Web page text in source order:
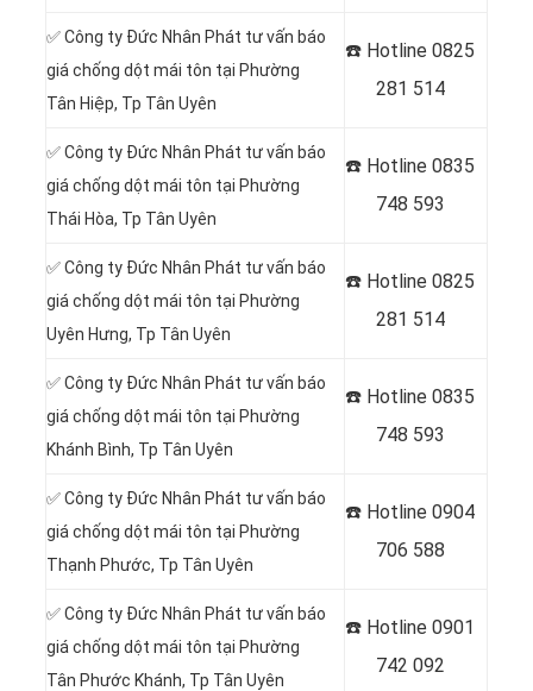
✅ Công ty Đức Nhân Phát tư vấn báo
giá chống dột mái tôn tại Phường
Tân Hiệp, Tp Tân Uyên
☎️ Hotline 0825
281 514
✅ Công ty Đức Nhân Phát tư vấn báo
giá chống dột mái tôn tại Phường
Thái Hòa, Tp Tân Uyên
☎️ Hotline 0835
748 593
✅ Công ty Đức Nhân Phát tư vấn báo
giá chống dột mái tôn tại Phường
Uyên Hưng, Tp Tân Uyên
☎️ Hotline 0825
281 514
✅ Công ty Đức Nhân Phát tư vấn báo
giá chống dột mái tôn tại Phường
Khánh Bình, Tp Tân Uyên
☎️ Hotline 0835
748 593
✅ Công ty Đức Nhân Phát tư vấn báo
giá chống dột mái tôn tại Phường
Thạnh Phước, Tp Tân Uyên
☎️ Hotline 0904
706 588
✅ Công ty Đức Nhân Phát tư vấn báo
giá chống dột mái tôn tại Phường
Tân Phước Khánh, Tp Tân Uyên
☎️ Hotline 0901
742 092